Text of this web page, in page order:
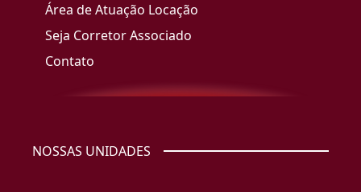
Área de Atuação Locação
Seja Corretor Associado
Contato
NOSSAS UNIDADES